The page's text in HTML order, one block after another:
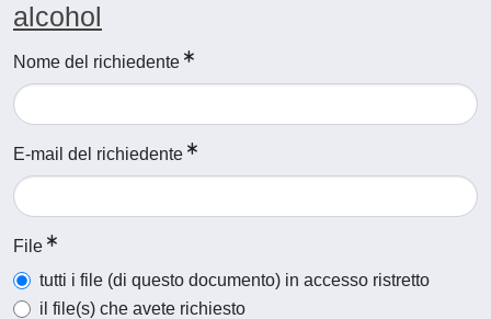
alcohol
Nome del richiedente
E-mail del richiedente
File
tutti i file (di questo documento) in accesso ristretto
il file(s) che avete richiesto